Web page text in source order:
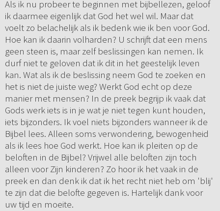
Als ik nu probeer te beginnen met bijbellezen, geloof
ik daarmee eigenlijk dat God het wel wil. Maar dat
voelt zo belachelijk als ik bedenk wie ik ben voor God.
Hoe kan ik daarin volharden? U schrijft dat een mens
geen steen is, maar zelf beslissingen kan nemen. Ik
durf niet te geloven dat ik dit in het geestelijk leven
kan. Wat als ik de beslissing neem God te zoeken en
het is niet de juiste weg? Werkt God echt op deze
manier met mensen? In de preek begrijp ik vaak dat
Gods werk iets is in je wat je niet tegen kunt houden,
iets bijzonders. Ik voel niets bijzonders wanneer ik de
Bijbel lees. Alleen soms verwondering, bewogenheid
als ik lees hoe God werkt. Hoe kan ik pleiten op de
beloften in de Bijbel? Vrijwel alle beloften zijn toch
alleen voor Zijn kinderen? Zo hoor ik het vaak in de
preek en dan denk ik dat ik het recht niet heb om 'blij'
te zijn dat die belofte gegeven is. Hartelijk dank voor
uw tijd en moeite.